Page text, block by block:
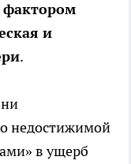
и
.
недостижимой
в ущерб